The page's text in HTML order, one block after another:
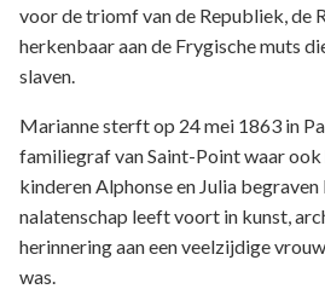
voor de triomf van de Republiek, de
herkenbaar aan de Frygische muts
slaven.
Marianne sterft op 24 mei 1863 in
familiegraf van Saint-Point waar ook
kinderen Alphonse en Julia
nalatenschap leeft voort in kunst,
herinnering aan een veelzijdige
was.